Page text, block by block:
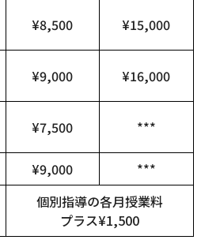
¥8,500 ¥15,000
¥9,000 ¥16,000
¥7,500 ***
¥9,000 ***
個別指導の各月授業料
プラス¥1,500